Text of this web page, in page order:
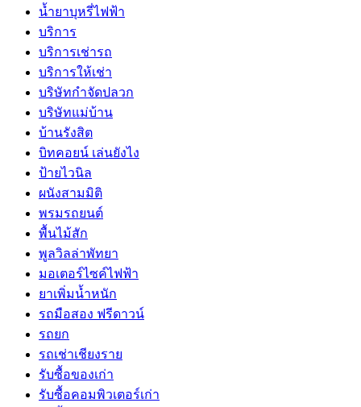
น้ำยาบุหรี่ไฟฟ้า
บริการ
บริการเช่ารถ
บริการให้เช่า
บริษัทกำจัดปลวก
บริษัทแม่บ้าน
บ้านรังสิต
บิทคอยน์ เล่นยังไง
ป้ายไวนิล
ผนังสามมิติ
พรมรถยนต์
พื้นไม้สัก
พูลวิลล่าพัทยา
มอเตอร์ไซค์ไฟฟ้า
ยาเพิ่มน้ำหนัก
รถมือสอง ฟรีดาวน์
รถยก
รถเช่าเชียงราย
รับซื้อของเก่า
รับซื้อคอมพิวเตอร์เก่า